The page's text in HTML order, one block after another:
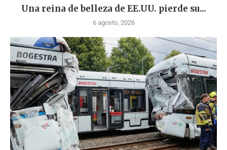
Una reina de belleza de EE.UU. pierde su...
6 agosto, 2026